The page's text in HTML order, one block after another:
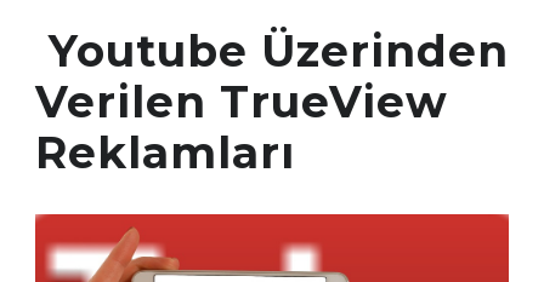
Youtube Üzerinden
Verilen TrueView
Reklamları